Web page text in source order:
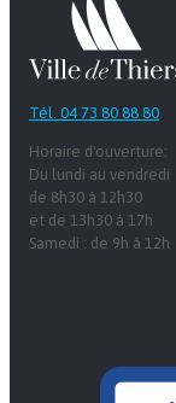
Tél. 04 73 80 88 80
Horaire d'ouverture:
Du lundi au vendredi
de 8h30 à 12h30
et de 13h30 à 17h
Samedi : de 9h à 12h